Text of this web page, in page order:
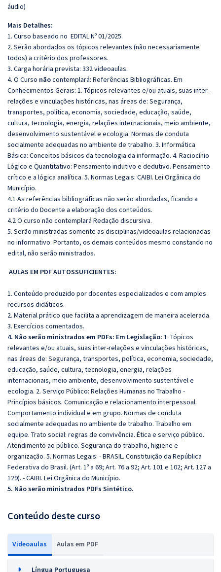
áudio)
Mais Detalhes:
1. Curso baseado no EDITAL Nº 01/2025.
2. Serão abordados os tópicos relevantes (não necessariamente
todos) a critério dos professores.
3. Carga horária prevista: 332 videoaulas.
4. O Curso nãocontemplará: Referências Bibliográficas. Em
Conhecimentos Gerais: 1. Tópicos relevantes e/ou atuais, suas inter-
relações e vinculações históricas, nas áreas de: Segurança,
transportes, política, economia, sociedade, educação, saúde,
cultura, tecnologia, energia, relações internacionais, meio ambiente,
desenvolvimento sustentável e ecologia. Normas de conduta
socialmente adequadas no ambiente de trabalho. 3. Informática
Básica: Conceitos básicos da tecnologia da informação. 4. Raciocínio
Lógico e Quantitativo: Pensamento indutivo e dedutivo. Pensamento
crítico e a lógica analítica. 5. Normas Legais: CAIBI. Lei Orgânica do
Município.
4.1 As referências bibliográficas não serão abordadas, ficando a
critério do Docente a elaboração dos conteúdos.
4.2 O curso não contemplará Redação discursiva.
5. Serão ministradas somente as disciplinas/videoaulas relacionadas
no informativo. Portanto, os demais conteúdos mesmo constando no
edital, não serão ministrados.
AULAS EM PDF AUTOSSUFICIENTES:
1. Conteúdo produzido por docentes especializados e com amplos
recursos didáticos.
2. Material prático que facilita a aprendizagem de maneira acelerada.
3. Exercícios comentados.
4. Não serão ministrados em PDFs: Em Legislação: 1. Tópicos
relevantes e/ou atuais, suas inter-relações e vinculações históricas,
nas áreas de: Segurança, transportes, política, economia, sociedade,
educação, saúde, cultura, tecnologia, energia, relações
internacionais, meio ambiente, desenvolvimento sustentável e
ecologia. 2. Serviço Público: Relações Humanas no Trabalho -
Princípios básicos. Comunicação e relacionamento interpessoal.
Comportamento individual e em grupo. Normas de conduta
socialmente adequadas no ambiente de trabalho. Trabalho em
equipe. Trato social: regras de convivência. Ética e serviço público.
Atendimento ao público. Segurança do trabalho, higiene e
organização. 5. Normas Legais: - BRASIL. Constituição da República
Federativa do Brasil. (Art. 1º a 69; Art. 76 a 92; Art. 101 e 102; Art. 127 a
129). - CAIBI. Lei Orgânica do Município.
5. Não serão ministrados PDFs Sintético.
Conteúdo deste curso
Videoaulas Aulas em PDF
Língua Portuguesa